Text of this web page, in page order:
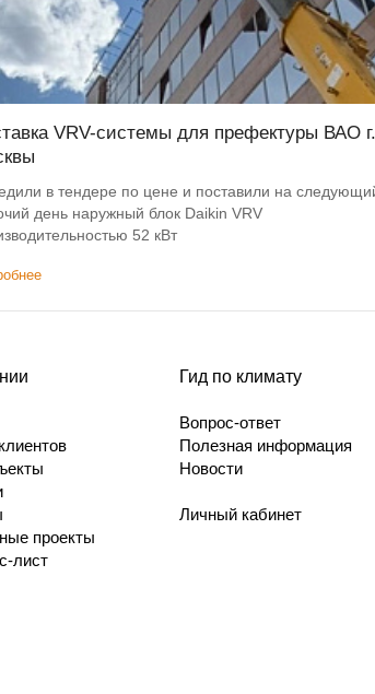
VRV-системы для префектуры ВАО г.
в тендере по цене и поставили на
день наружный блок Daikin VRV
52 кВт
проекты
лист
Гид по климату
Вопрос-ответ
Полезная информация
Новости
Личный кабинет